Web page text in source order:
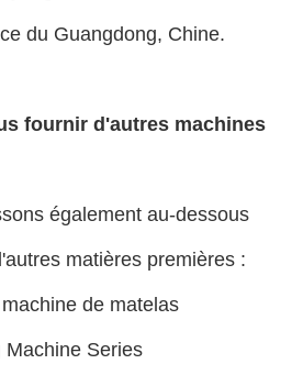
du Guangdong, Chine.
fournir d'autres machines
également au-dessous
matières premières :
de matelas
Series